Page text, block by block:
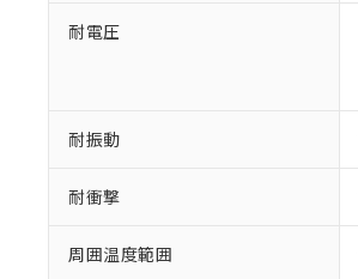
耐電圧
耐振動
耐衝撃
周囲温度範囲